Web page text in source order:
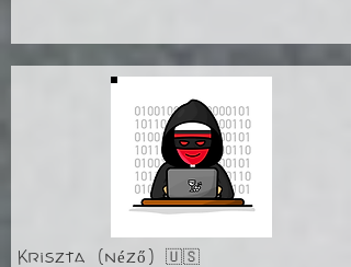
Kriszta (néző) 🇺🇸